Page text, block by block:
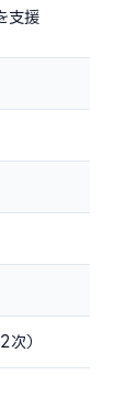
支援
次）